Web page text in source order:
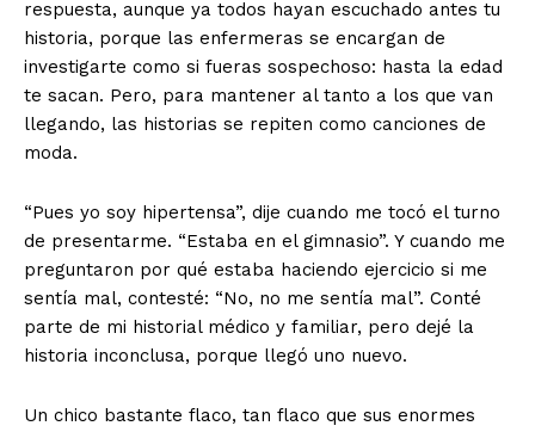
respuesta, aunque ya todos hayan escuchado antes tu
historia, porque las enfermeras se encargan de
investigarte como si fueras sospechoso: hasta la edad
te sacan. Pero, para mantener al tanto a los que van
llegando, las historias se repiten como canciones de
moda.
“Pues yo soy hipertensa”, dije cuando me tocó el turno
de presentarme. “Estaba en el gimnasio”. Y cuando me
preguntaron por qué estaba haciendo ejercicio si me
sentía mal, contesté: “No, no me sentía mal”. Conté
parte de mi historial médico y familiar, pero dejé la
historia inconclusa, porque llegó uno nuevo.
Un chico bastante flaco, tan flaco que sus enormes